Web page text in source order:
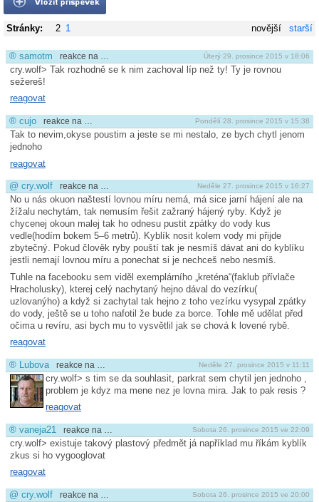
novější starší
Stránky: 2 1
Úterý 29. prosince 2015 v 18:06
® samotm reakce na …
cry.wolf> Tak rozhodně se k nim zachoval líp než ty! Ty je rovnou
sežereš!
reagovat
Pondělí 28. prosince 2015 v 15:38
® cujo reakce na …
Tak to nevim,okyse poustim a jeste se mi nestalo, ze bych chytl jenom
jednoho
reagovat
Neděle 27. prosince 2015 v 16:27
@ cry.wolf reakce na …
No u nás okuon naštestí lovnou míru nemá, má sice jarní hájení ale na
žížalu nechytám, tak nemusím řešit zažraný hájený ryby. Když je
chycenej okoun malej tak ho odnesu pustit zpátky do vody kus
vedle(hodím bokem 5–6 metrů). Kyblík nosit kolem vody mi přijde
zbytečný. Pokud člověk ryby pouští tak je nesmíš dávat ani do kyblíku
jestli nemají lovnou míru a ponechat si je nechceš nebo nesmíš.
Tuhle na facebooku sem viděl exemplárního „kreténa“(faklub přívlače
Hracholusky), kterej celý nachytaný hejno dával do vezírku(
uzlovanýho) a když si zachytal tak hejno z toho vezírku vysypal zpátky
do vody, ještě se u toho nafotil že bude za borce. Tohle mě udělat před
očima u revíru, asi bych mu to vysvětlil jak se chová k lovené rybě.
reagovat
Neděle 27. prosince 2015 v 11:11
® Lubova reakce na …
cry.wolf> s tim se da souhlasit, parkrat sem chytil jen jednoho ,
problem je kdyz ma mene nez je lovna mira. Jak to pak resis ?
reagovat
Sobota 26. prosince 2015 ve 22:09
® vaneja21 reakce na …
cry.wolf> existuje takový plastový předmět já například mu říkám kyblík
zkus si ho vygooglovat
reagovat
Sobota 26. prosince 2015 ve 20:00
@ cry.wolf reakce na …